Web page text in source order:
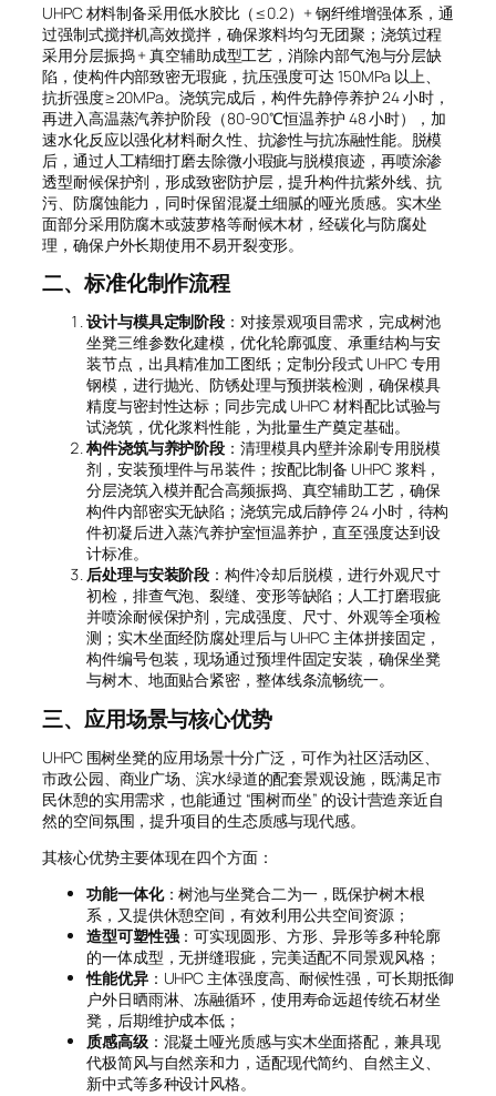
UHPC 材料制备采用低水胶比（≤0.2）+ 钢纤维增强体系，通
过强制式搅拌机高效搅拌，确保浆料均匀无团聚；浇筑过程
采用分层振捣 + 真空辅助成型工艺，消除内部气泡与分层缺
陷，使构件内部致密无瑕疵，抗压强度可达 150MPa 以上、
抗折强度≥20MPa。浇筑完成后，构件先静停养护 24 小时，
再进入高温蒸汽养护阶段（80-90℃恒温养护 48 小时），加
速水化反应以强化材料耐久性、抗渗性与抗冻融性能。脱模
后，通过人工精细打磨去除微小瑕疵与脱模痕迹，再喷涂渗
透型耐候保护剂，形成致密防护层，提升构件抗紫外线、抗
污、防腐蚀能力，同时保留混凝土细腻的哑光质感。实木坐
面部分采用防腐木或菠萝格等耐候木材，经碳化与防腐处
理，确保户外长期使用不易开裂变形。
二、标准化制作流程
设计与模具定制阶段 ：对接景观项目需求，完成树池
坐凳三维参数化建模，优化轮廓弧度、承重结构与安
装节点，出具精准加工图纸；定制分段式 UHPC 专用
钢模，进行抛光、防锈处理与预拼装检测，确保模具
精度与密封性达标；同步完成 UHPC 材料配比试验与
试浇筑，优化浆料性能，为批量生产奠定基础。
构件浇筑与养护阶段 ：清理模具内壁并涂刷专用脱模
剂，安装预埋件与吊装件；按配比制备 UHPC 浆料，
分层浇筑入模并配合高频振捣、真空辅助工艺，确保
构件内部密实无缺陷；浇筑完成后静停 24 小时，待构
件初凝后进入蒸汽养护室恒温养护，直至强度达到设
计标准。
后处理与安装阶段 ：构件冷却后脱模，进行外观尺寸
初检，排查气泡、裂缝、变形等缺陷；人工打磨瑕疵
并喷涂耐候保护剂，完成强度、尺寸、外观等全项检
测；实木坐面经防腐处理后与 UHPC 主体拼接固定，
构件编号包装，现场通过预埋件固定安装，确保坐凳
与树木、地面贴合紧密，整体线条流畅统一。
三、应用场景与核心优势
UHPC 围树坐凳的应用场景十分广泛，可作为社区活动区、
市政公园、商业广场、滨水绿道的配套景观设施，既满足市
民休憩的实用需求，也能通过 “围树而坐” 的设计营造亲近自
然的空间氛围，提升项目的生态质感与现代感。
其核心优势主要体现在四个方面：
功能一体化：树池与坐凳合二为一，既保护树木根
系，又提供休憩空间，有效利用公共空间资源；
造型可塑性强：可实现圆形、方形、异形等多种轮廓
的一体成型，无拼缝瑕疵，完美适配不同景观风格；
性能优异：UHPC 主体强度高、耐候性强，可长期抵御
户外日晒雨淋、冻融循环，使用寿命远超传统石材坐
凳，后期维护成本低；
质感高级：混凝土哑光质感与实木坐面搭配，兼具现
代极简风与自然亲和力，适配现代简约、自然主义、
新中式等多种设计风格。